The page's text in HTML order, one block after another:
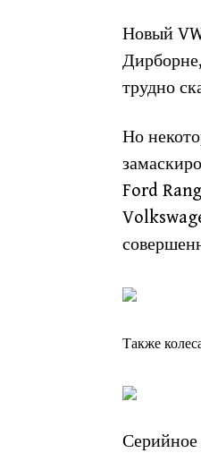
Новый
трудно
Но
Ford
Также
Серийное